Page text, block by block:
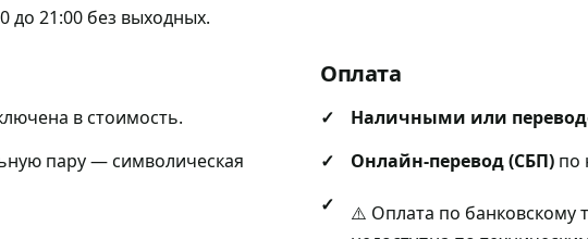
до 21:00 без выходных.
в стоимость.
пару — символическая
Оплата
Наличными или
Онлайн-перевод (СБП) по
⚠️ Оплата по банковскому